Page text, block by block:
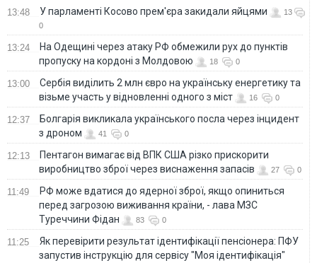
13:48 У парламенті Косово прем'єра закидали яйцями
13
0
13:24
На Одещині через атаку РФ обмежили рух до пунктів
пропуску на кордоні з Молдовою
18 0
13:00
Сербія виділить 2 млн євро на українську енергетику та
візьме участь у відновленні одного з міст
16 0
12:37
Болгарія викликала українського посла через інцидент
з дроном
41 0
12:13
Пентагон вимагає від ВПК США різко прискорити
виробництво зброї через виснаження запасів
27 0
11:49
РФ може вдатися до ядерної зброї, якщо опиниться
перед загрозою виживання країни, - лава МЗС
Туреччини Фідан
83 0
11:25
Як перевірити результат ідентифікації пенсіонера: ПФУ
запустив інструкцію для сервісу "Моя ідентифікація"